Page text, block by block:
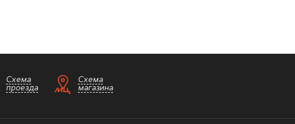
Схема
проезда
Схема
магазина